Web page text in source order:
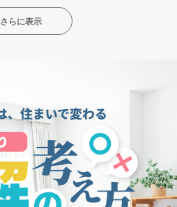
さらに表示